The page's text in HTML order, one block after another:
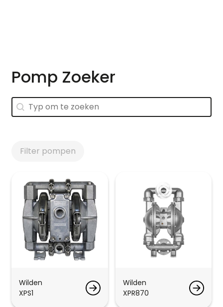
Pomp Zoeker
Pomp Zoeker
Pomp Zoeker
Filter pompen
Wilden
XPS1
Wilden
XPR870